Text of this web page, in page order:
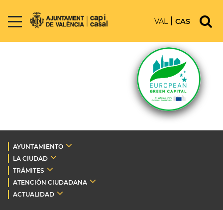
VAL CAS
AYUNTAMIENTO
LA CIUDAD
TRÁMITES
ATENCIÓN CIUDADANA
ACTUALIDAD